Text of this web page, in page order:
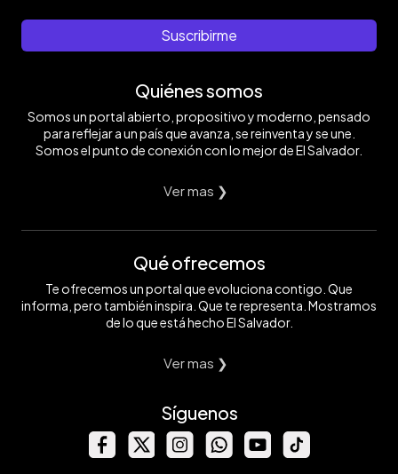
Suscribirme
Quiénes somos
Somos un portal abierto, propositivo y moderno, pensado
para reflejar a un país que avanza, se reinventa y se une.
Somos el punto de conexión con lo mejor de El Salvador.
Ver mas ❯
Qué ofrecemos
Te ofrecemos un portal que evoluciona contigo. Que
informa, pero también inspira. Que te representa. Mostramos
de lo que está hecho El Salvador.
Ver mas ❯
Síguenos